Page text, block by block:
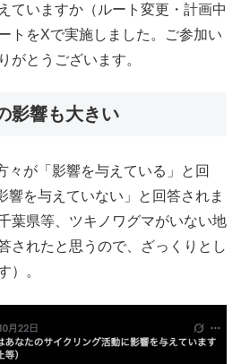
ていますか（ルート変更・計画中
トをXで実施しました。ご参加い
がとうございます。
影響も大きい
々が「影響を与えている」と回
響を与えていない」と回答されま
葉県等、ツキノワグマがいない地
されたと思うので、ざっくりとし
）。